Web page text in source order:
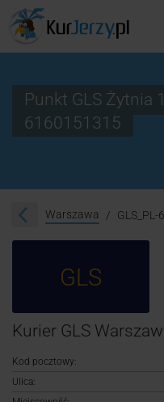
Punkt GLS Żytnia
6160151315
Warszawa
GLS
Kurier GLS
Kod pocztowy:
Ulica: